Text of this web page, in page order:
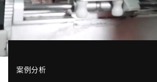
服务与支持
非洲
案例分析